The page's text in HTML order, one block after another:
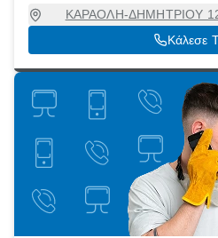
ΚΑΡΑΟΛΗ-ΔΗΜΗΤΡΙΟΥ
[Δήμος],Κάλεσε